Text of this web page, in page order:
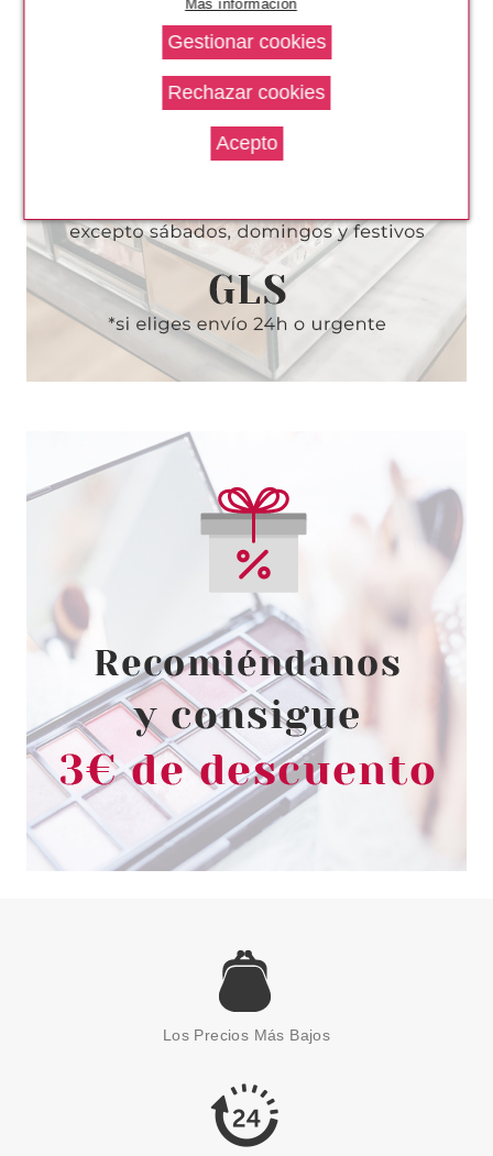
ULTRA SUAVE
Pvr 7.99€
-29%
desde
5.65€
REAL TECHNIQUES
Pvr 13.95€
-34% 9.25€
LOTTIE LONDON
LOTTIE LONDON ESMALTE DE
UÑAS FORTUNE COOKIE
SILVER 12 ML
Los Precios Más Bajos
Más información